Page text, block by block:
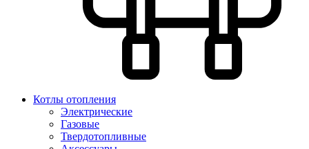
Котлы отопления
Электрические
Газовые
Твердотопливные